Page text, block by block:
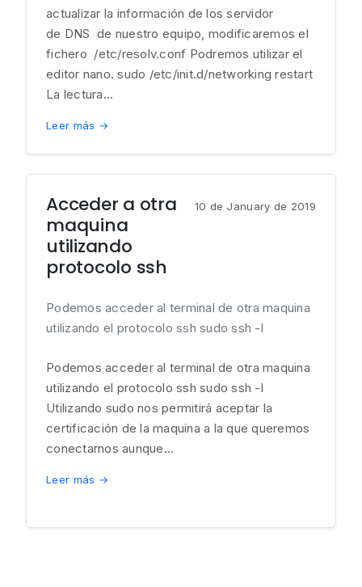
actualizar la información de los servidor
de DNS de nuestro equipo, modificaremos el
fichero /etc/resolv.conf Podremos utilizar el
editor nano. sudo /etc/init.d/networking restart
La lectura...
Leer más →
Acceder a otra
maquina
utilizando
protocolo ssh
10 de January de 2019
Podemos acceder al terminal de otra maquina
utilizando el protocolo ssh sudo ssh -l
Podemos acceder al terminal de otra maquina
utilizando el protocolo ssh sudo ssh -l
Utilizando sudo nos permitirá aceptar la
certificación de la maquina a la que queremos
conectarnos aunque...
Leer más →